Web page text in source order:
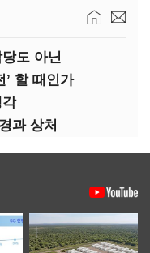
도 아닌
’ 할 때인가
과 상처